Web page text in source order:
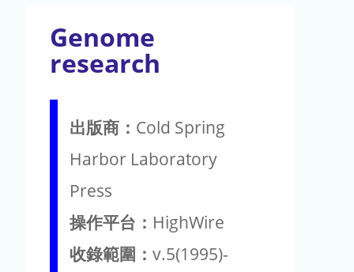
Genome
research
出版商： Cold Spring
Harbor Laboratory
Press
操作平台： HighWire
收錄範圍： v.5(1995)-